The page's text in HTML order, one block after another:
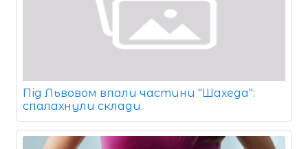
Під Львовом впали частини "Шахеда":
спалахнули склади.